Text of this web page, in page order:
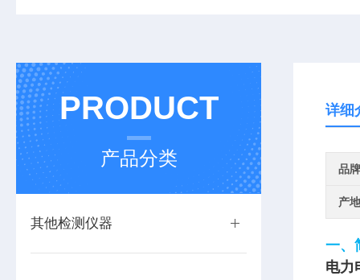
PRODUCT
产品分类
其他检测仪器
详细
品牌
产地
一、
电力